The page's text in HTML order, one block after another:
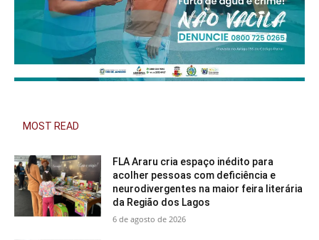
MOST READ
FLA Araru cria espaço inédito para
acolher pessoas com deficiência e
neurodivergentes na maior feira literária
da Região dos Lagos
6 de agosto de 2026